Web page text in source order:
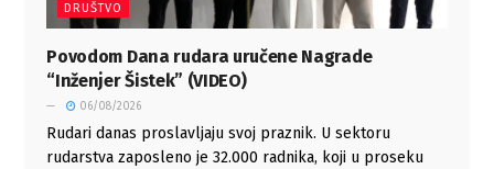
DRUŠTVO
Povodom Dana rudara uručene Nagrade
“Inženjer Šistek” (VIDEO)
06/08/2026
Rudari danas proslavljaju svoj praznik. U sektoru
rudarstva zaposleno je 32.000 radnika, koji u proseku